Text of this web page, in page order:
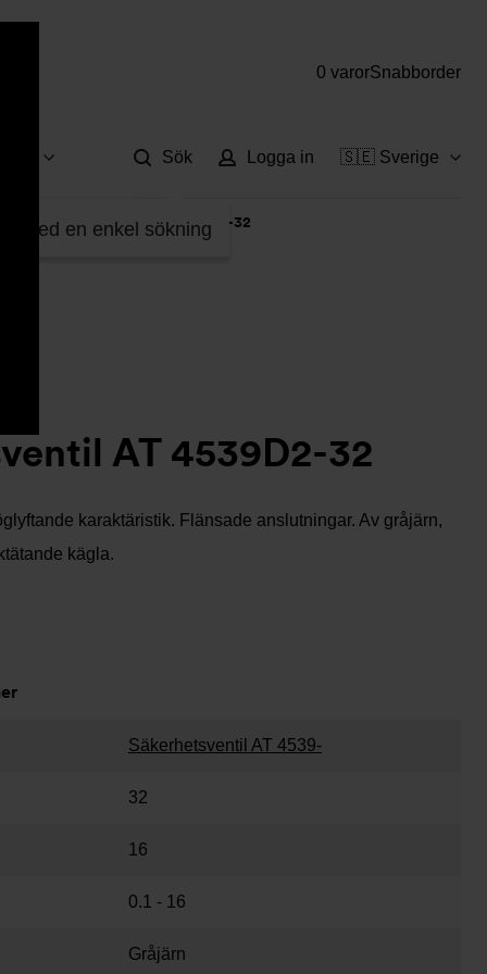
0 varorSnabborder
med en enkel sökning
Sök Logga in 🇸🇪 Sverige
Säkerhetsventil AT 4539D2-32
AT 4539D2-32
karaktäristik. Flänsade anslutningar. Av gråjärn,
kägla.
Säkerhetsventil AT 4539-
32
16
0.1 - 16
Gråjärn